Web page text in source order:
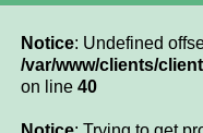
Notice: Undefined
/var/www/clients/
on line 40